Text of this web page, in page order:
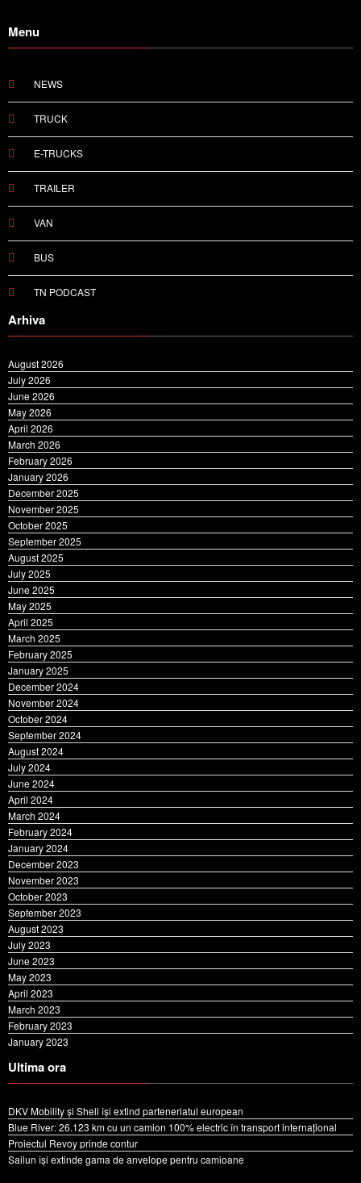
Menu
NEWS
TRUCK
E-TRUCKS
TRAILER
VAN
BUS
TN PODCAST
Arhiva
August 2026
July 2026
June 2026
May 2026
April 2026
March 2026
February 2026
January 2026
December 2025
November 2025
October 2025
September 2025
August 2025
July 2025
June 2025
May 2025
April 2025
March 2025
February 2025
January 2025
December 2024
November 2024
October 2024
September 2024
August 2024
July 2024
June 2024
April 2024
March 2024
February 2024
January 2024
December 2023
November 2023
October 2023
September 2023
August 2023
July 2023
June 2023
May 2023
April 2023
March 2023
February 2023
January 2023
Ultima ora
DKV Mobility și Shell își extind parteneriatul european
Blue River: 26.123 km cu un camion 100% electric în transport internațional
Proiectul Revoy prinde contur
Sailun își extinde gama de anvelope pentru camioane